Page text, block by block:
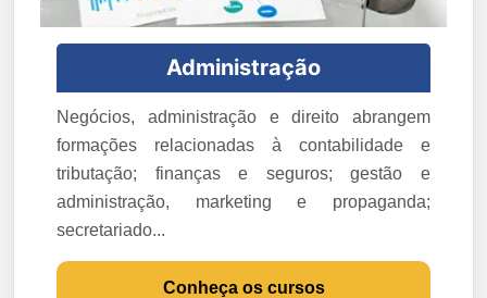
Administração
Negócios, administração e direito abrangem
formações relacionadas à contabilidade e
tributação; finanças e seguros; gestão e
administração, marketing e propaganda;
secretariado...
Conheça os cursos